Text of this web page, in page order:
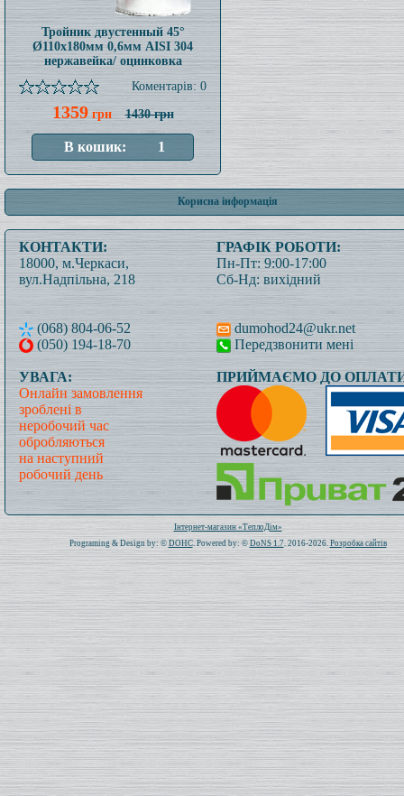
Тройник двустенный 45°
Ø110x180мм 0,6мм AISI 304
нержавейка/ оцинковка
Коментарів: 0
1359грн 1430 грн
Корисна інформація
КОНТАКТИ:
18000, м.Черкаси,
вул.Надпільна, 218
(068) 804-06-52
(050) 194-18-70
ГРАФІК РОБОТИ:
Пн-Пт: 9:00-17:00
Сб-Нд: вихідний
dumohod24@ukr.net
Передзвонити мені
УВАГА:
Онлайн замовлення
зроблені в
неробочий час
обробляються
на наступний
робочий день
ПРИЙМАЄМО ДО
Інтернет-магазин «ТеплоДім»
Programing & Design by: © DOHC. Powered by: © DoNS 1.7. 2016-2026. Розробка сайтів